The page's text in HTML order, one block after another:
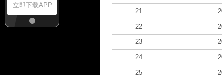
立即下载APP
21
22
23
24
25